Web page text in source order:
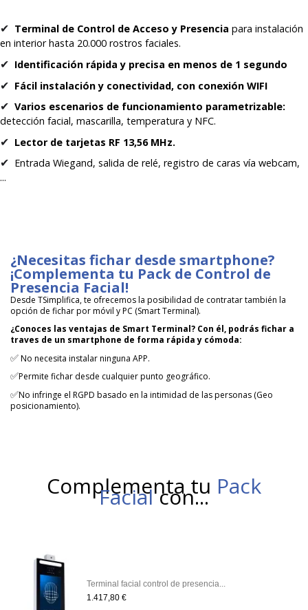
✔ Terminal de Control de Acceso y Presencia para instalación
en interior hasta 20.000 rostros faciales.
✔ Identificación rápida y precisa en menos de 1 segundo
✔ Fácil instalación y conectividad, con conexión WIFI
✔ Varios escenarios de funcionamiento parametrizable:
detección facial, mascarilla, temperatura y NFC.
✔ Lector de tarjetas RF 13,56 MHz.
✔ Entrada Wiegand, salida de relé, registro de caras vía webcam,
...
¿Necesitas fichar desde smartphone?
¡Complementa tu Pack de Control de
Presencia Facial!
Desde TSimplifica, te ofrecemos la posibilidad de contratar también la
opción de fichar por móvil y PC (Smart Terminal).
¿Conoces las ventajas de Smart Terminal? Con él, podrás fichar a
traves de un smartphone de forma rápida y cómoda:
✅No necesita instalar ninguna APP.
✅Permite fichar desde cualquier punto geográfico.
✅No infringe el RGPD basado en la intimidad de las personas (Geo
posicionamiento).
Complementa tu Pack
Facialcon...
Terminal facial control de presencia...
1.417,80 €